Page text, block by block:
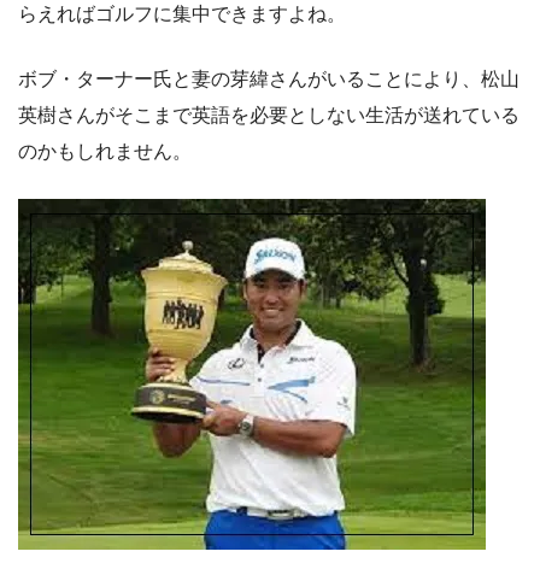
らえればゴルフに集中できますよね。
ボブ・ターナー氏と妻の芽緯さんがいることにより、松山
英樹さんがそこまで英語を必要としない生活が送れている
のかもしれません。